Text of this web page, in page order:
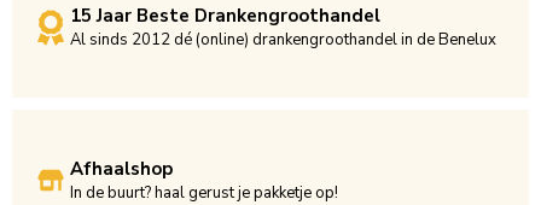
15 Jaar Beste Drankengroothandel
Al sinds 2012 dé (online) drankengroothandel in de Benelux
Afhaalshop
In de buurt? haal gerust je pakketje op!